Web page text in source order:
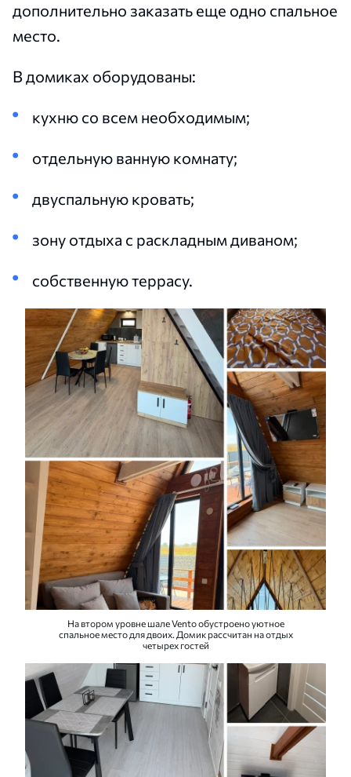
дополнительно заказать еще одно спальное
место.
В домиках оборудованы:
кухню со всем необходимым;
отдельную ванную комнату;
двуспальную кровать;
зону отдыха с раскладным диваном;
собственную террасу.
На втором уровне шале Vento обустроено уютное
спальное место для двоих. Домик рассчитан на отдых
четырех гостей